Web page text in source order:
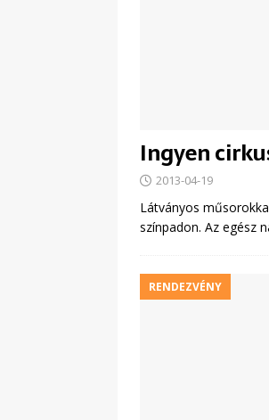
Ingyen
2013-04-19
Látványos
színpadon. Az egész
RENDEZVÉNY